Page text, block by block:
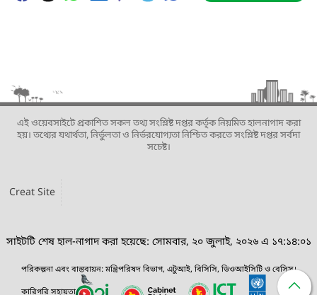
এই ওয়েবসাইটে প্রকাশিত সকল তথ্য সংশ্লিষ্ট দপ্তর কর্তৃক নিয়মিত হালনাগাদ করা
হয়। তথ্যের যথার্থতা, নির্ভুলতা ও নির্ভরযোগ্যতা নিশ্চিত করতে সংশ্লিষ্ট দপ্তর সর্বদা
সচেষ্ট।
Creat Site
সাইটটি শেষ হাল-নাগাদ করা হয়েছে: সোমবার, ২০ জুলাই, ২০২৬ এ ১৭:১৪:০১
পরিকল্পনা এবং বাস্তবায়ন: মন্ত্রিপরিষদ বিভাগ, এটুআই, বিসিসি, ডিওআইসিটি ও বেসিস।
কারিগরি সহায়তা